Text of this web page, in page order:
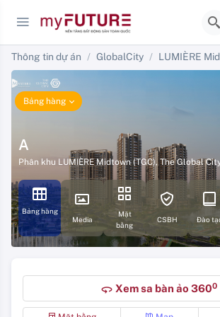
Thông tin dự án GlobalCity LUMIÈRE
Bảng hàng
A
Phân khu LUMIÈRE Midtown (TGC),The Global
Bảng hàng
Media
Mặt
bằng
CSBH Đào
360 Xem sa bàn ảo 3600